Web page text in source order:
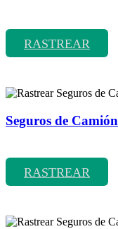
RASTREAR
Seguros de Camión
RASTREAR